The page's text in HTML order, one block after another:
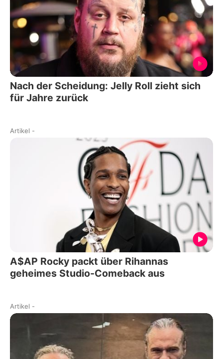
Nach der Scheidung: Jelly Roll zieht sich
für Jahre zurück
Artikel -
A$AP Rocky packt über Rihannas
geheimes Studio-Comeback aus
Artikel -